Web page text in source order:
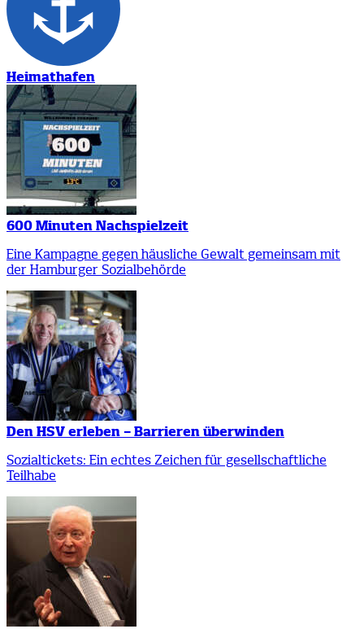
Heimathafen
600 Minuten Nachspielzeit
Eine Kampagne gegen häusliche Gewalt gemeinsam mit
der Hamburger Sozialbehörde
Den HSV erleben – Barrieren überwinden
Sozialtickets: Ein echtes Zeichen für gesellschaftliche
Teilhabe